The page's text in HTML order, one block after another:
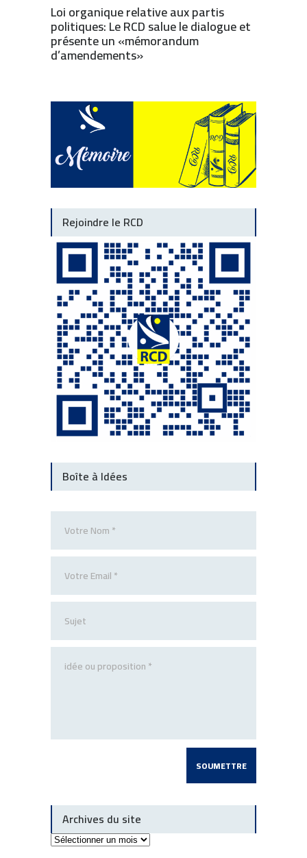
Loi organique relative aux partis
politiques: Le RCD salue le dialogue et
présente un «mémorandum
d’amendements»
Rejoindre le RCD
Boîte à Idées
Archives du site
Archives
du